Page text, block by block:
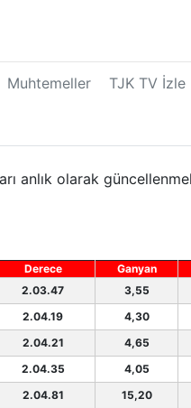
Muhtemeller TJK TV İzle
anlık olarak
Derece Ganyan
2.03.47 3,55
2.04.19 4,30
2.04.21 4,65
2.04.35 4,05
2.04.81 15,20